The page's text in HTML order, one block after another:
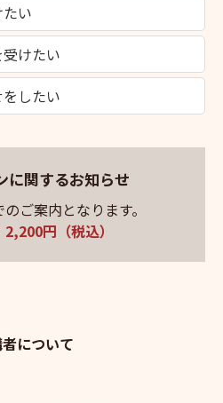
い
けたい
したい
に関するお知らせ
ご案内となります。
円（税込）
について